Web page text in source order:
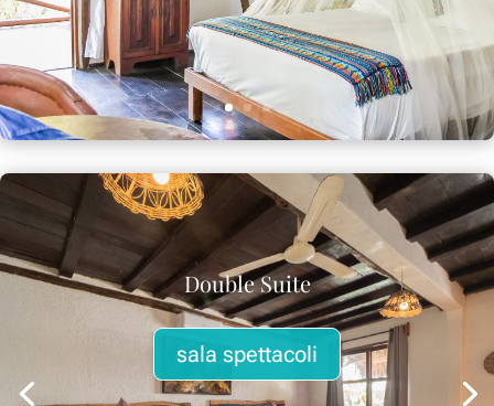
Double Suite
sala spettacoli